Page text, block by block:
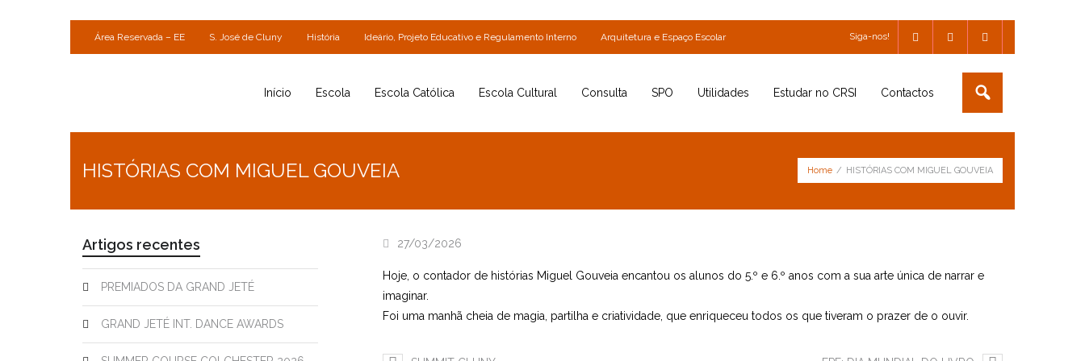
Área Reservada – EE S. José de Cluny História Ideário, Projeto Educativo e Regulamento Interno Arquitetura e Espaço Escolar Siga-nos!
Início Escola Escola Católica Escola Cultural Consulta SPO Utilidades Estudar no CRSI Contactos
HISTÓRIAS COM MIGUEL GOUVEIA Home / HISTÓRIAS COM MIGUEL GOUVEIA
27/03/2026
Hoje, o contador de histórias Miguel Gouveia encantou os alunos do 5.º e 6.º anos com a sua arte única de narrar e
imaginar.
Foi uma manhã cheia de magia, partilha e criatividade, que enriqueceu todos os que tiveram o prazer de o ouvir.
Artigos recentes
PREMIADOS DA GRAND JETÉ
GRAND JETÉ INT. DANCE AWARDS